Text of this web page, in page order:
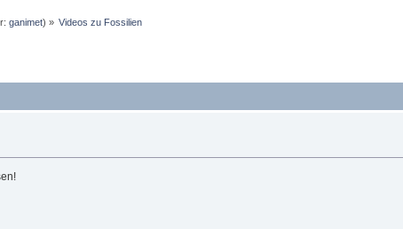
ganimet) » Videos zu Fossilien